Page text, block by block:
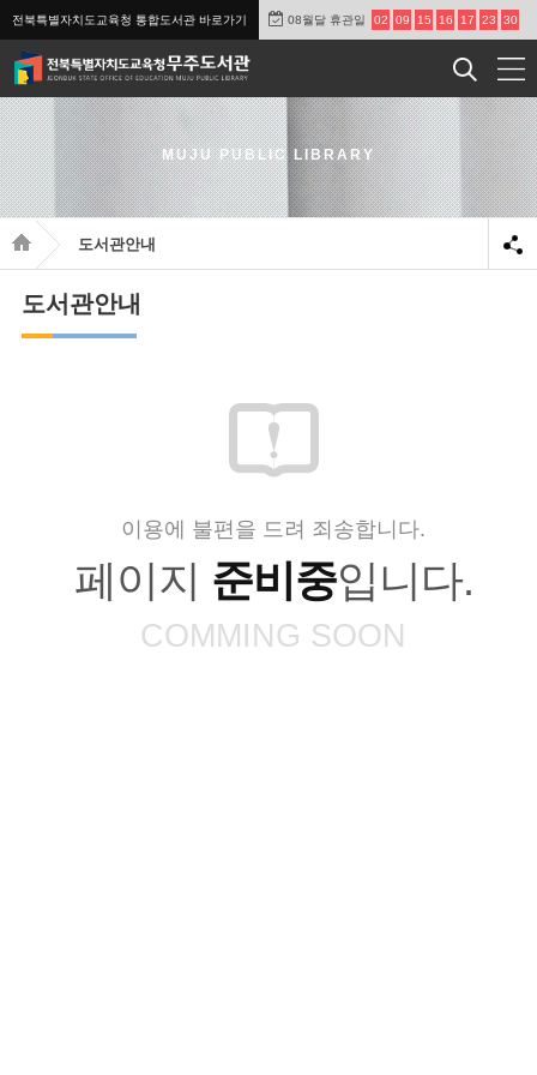
전북특별자치도교육청 통합도서관 바로가기 08월달 휴관일 02 09 15 16 17 23 30
MUJU PUBLIC LIBRARY
도서관안내
도서관안내
이용에 불편을 드려 죄송합니다.
페이지 준비중입니다.
COMMING SOON